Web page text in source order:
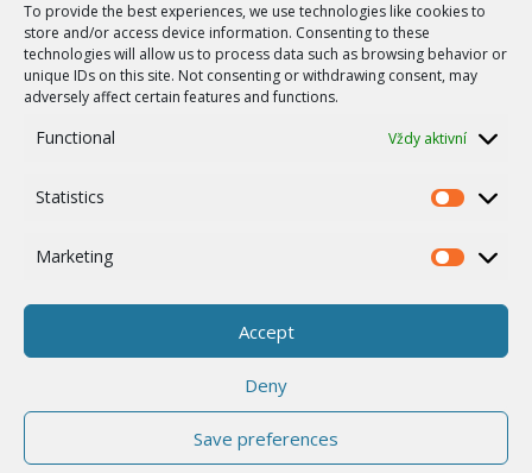
To provide the best experiences, we use technologies like cookies to
store and/or access device information. Consenting to these
technologies will allow us to process data such as browsing behavior or
unique IDs on this site. Not consenting or withdrawing consent, may
adversely affect certain features and functions.
Functional Vždy aktivní
Statistics Statistics
Marketing Marketing
Accept
Deny
Save preferences
Zakázková výroba
Report zranitelnosti
O NÁS
Ostatní